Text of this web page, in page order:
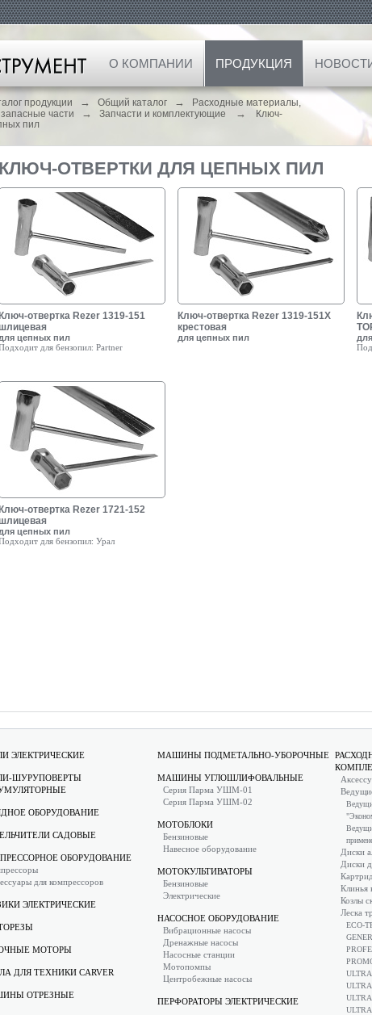
О КОМПАНИИ ПРОДУКЦИЯ
продукции → Общий каталог →
Расходные материалы,
части
→ Запчасти и комплектующие →
Ключ-
пил
КЛЮЧ-ОТВЕРТКИ ДЛЯ ЦЕПНЫХ ПИЛ
Ключ-отвертка Rezer 1319-151
для цепных пил
для бензопил: Partner
Ключ-отвертка Rezer 1319-151X
крестовая
для цепных пил
Ключ-отвертка Rezer 1721-152
для цепных пил
для бензопил: Урал
ЭЛЕКТРИЧЕСКИЕ
ШУРУПОВЕРТЫ
ОБОРУДОВАНИЕ
САДОВЫЕ
ОБОРУДОВАНИЕ
для компрессоров
ЭЛЕКТРИЧЕСКИЕ
МОТОРЫ
ДЛЯ ТЕХНИКИ CARVER
ОТРЕЗНЫЕ
МАШИНЫ ПОДМЕТАЛЬНО-УБОРОЧНЫЕ
МАШИНЫ УГЛОШЛИФОВАЛЬНЫЕ
Серия Парма УШМ-01
Серия Парма УШМ-02
МОТОБЛОКИ
Бензиновые
Навесное оборудование
МОТОКУЛЬТИВАТОРЫ
Бензиновые
Электрические
НАСОСНОЕ ОБОРУДОВАНИЕ
Вибрационные насосы
Дренажные насосы
Насосные станции
Мотопомпы
Центробежные насосы
ПЕРФОРАТОРЫ ЭЛЕКТРИЧЕСКИЕ
Диски
Диски
Клинья
Козлы
Леска
ECO-